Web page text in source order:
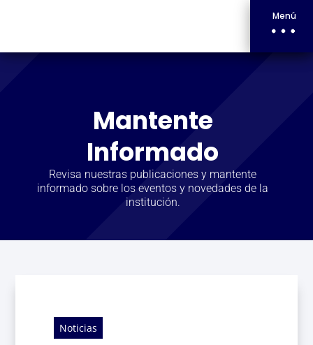
Menú
Mantente
Informado
Revisa nuestras publicaciones y mantente
informado sobre los eventos y novedades de la
institución.
Noticias